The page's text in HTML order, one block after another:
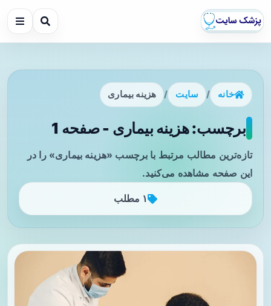
خانه / سایت / هزینه بیماری
برچسب: هزینه بیماری - صفحه 1
تازه‌ترین مطالب مرتبط با برچسب «هزینه بیماری» را در
این صفحه مشاهده می‌کنید.
۱ مطلب